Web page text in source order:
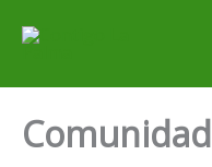
Comunidad